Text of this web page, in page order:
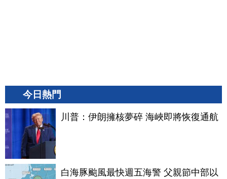
今日熱門
川普：伊朗擁核夢碎 海峽即將恢復通航
白海豚颱風最快週五海警 父親節中部以